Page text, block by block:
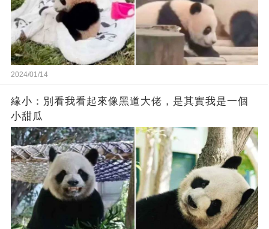
2024/01/14
緣小：別看我看起來‬像‬黑道‬大佬‬，是其實我是一個
小甜瓜‬